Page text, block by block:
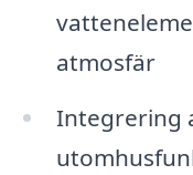
atmosfär
Integrering